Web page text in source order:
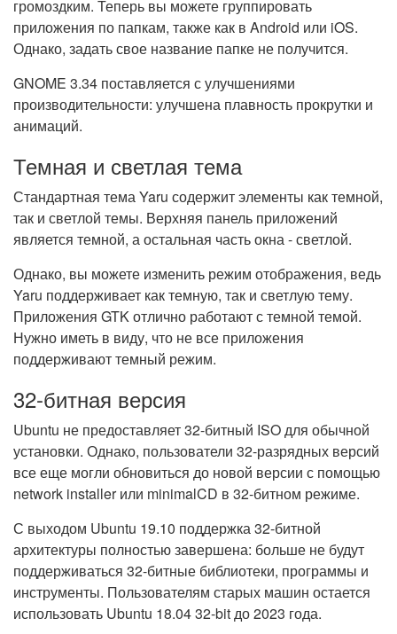
громоздким. Теперь вы можете группировать
приложения по папкам, также как в Android или iOS.
Однако, задать свое название папке не получится.
GNOME 3.34 поставляется с улучшениями
производительности: улучшена плавность прокрутки и
анимаций.
Темная и светлая тема
Стандартная тема Yaru содержит элементы как темной,
так и светлой темы. Верхняя панель приложений
является темной, а остальная часть окна - светлой.
Однако, вы можете изменить режим отображения, ведь
Yaru поддерживает как темную, так и светлую тему.
Приложения GTK отлично работают с темной темой.
Нужно иметь в виду, что не все приложения
поддерживают темный режим.
32-битная версия
Ubuntu не предоставляет 32-битный ISO для обычной
установки. Однако, пользователи 32-разрядных версий
все еще могли обновиться до новой версии с помощью
network installer или minimalCD в 32-битном режиме.
С выходом Ubuntu 19.10 поддержка 32-битной
архитектуры полностью завершена: больше не будут
поддерживаться 32-битные библиотеки, программы и
инструменты. Пользователям старых машин остается
использовать Ubuntu 18.04 32-bit до 2023 года.